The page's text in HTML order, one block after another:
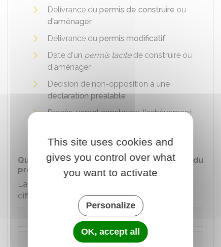
Délivrance du permis de construire ou
d'aménager
Délivrance du permis modificatif
Date d'un permis tacitede construire ou
d'aménager
Décision de non-opposition à une
déclaration préalable
Procès-verbal constatant l'achèvement
autorisation ou en infraction.
Quel est le mode de calcul selon la nature du
projet ?
La taxe d'aménagement est calculée
différemment suivant votre projet :
Projet de construction
Projet d'aménagement ou d'installation
This site uses cookies and
gives you control over what
you want to activate
Personalize
OK, accept all